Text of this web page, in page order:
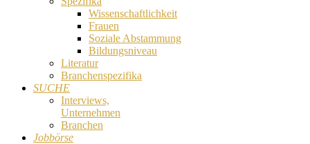
Wissenschaftlichkeit
Frauen
Soziale Abstammung
Bildungsniveau
Literatur
Branchenspezifika
SUCHE
Interviews,
Unternehmen
Branchen
Jobbörse